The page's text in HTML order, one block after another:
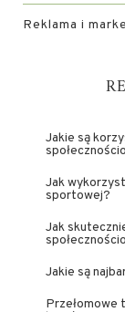
Reklama i
Jakie są
Jak
sportowej?
Jak
Jakie są
Przełomowe